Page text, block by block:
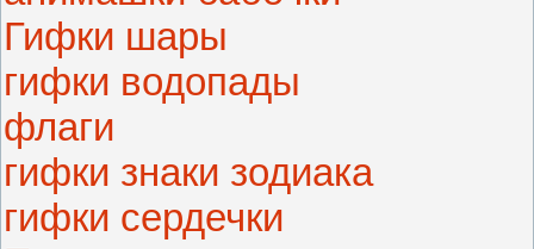
Гифки шары
гифки водопады
флаги
гифки знаки зодиака
гифки сердечки